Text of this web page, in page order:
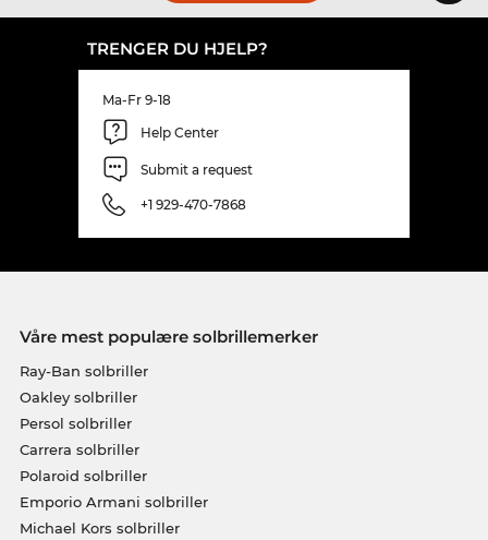
TRENGER DU HJELP?
Ma-Fr 9-18
Help Center
Submit a request
+1 929-470-7868
Våre mest populære solbrillemerker
Ray-Ban solbriller
Oakley solbriller
Persol solbriller
Carrera solbriller
Polaroid solbriller
Emporio Armani solbriller
Michael Kors solbriller